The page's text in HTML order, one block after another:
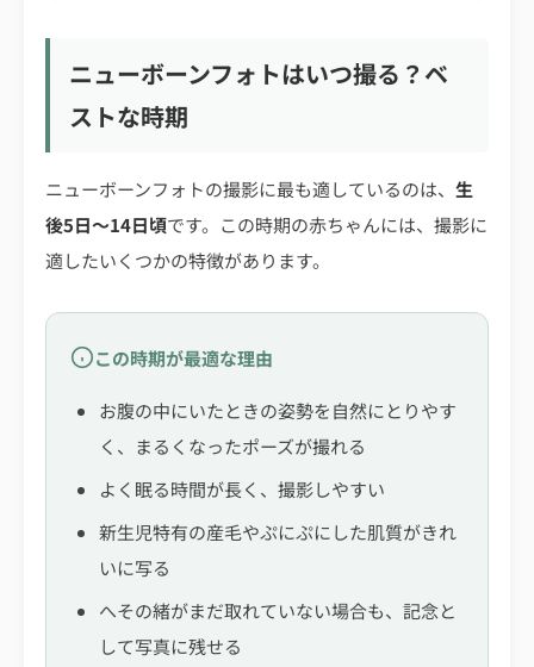
ニューボーンフォトはいつ撮る？ベ
ストな時期
ニューボーンフォトの撮影に最も適しているのは、 生
後5日〜14日頃です。この時期の赤ちゃんには、撮影に
適したいくつかの特徴があります。
この時期が最適な理由
お腹の中にいたときの姿勢を自然にとりやす
く、まるくなったポーズが撮れる
よく眠る時間が長く、撮影しやすい
新生児特有の産毛やぷにぷにした肌質がきれ
いに写る
へその緒がまだ取れていない場合も、記念と
して写真に残せる